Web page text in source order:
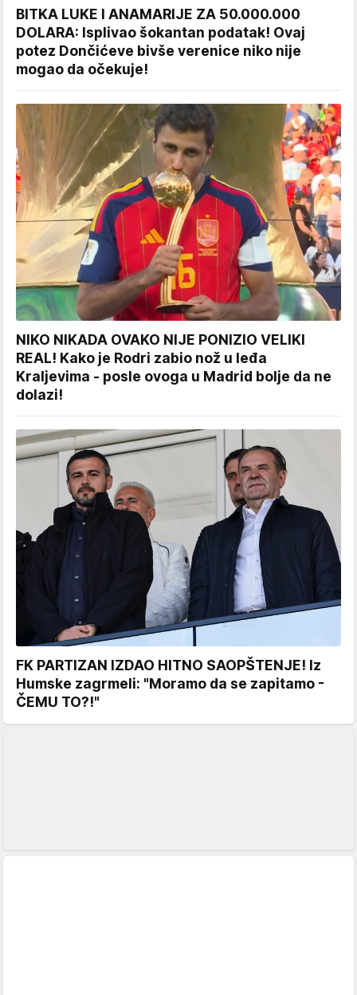
BITKA LUKE I ANAMARIJE ZA 50.000.000
DOLARA: Isplivao šokantan podatak! Ovaj
potez Dončićeve bivše verenice niko nije
mogao da očekuje!
NIKO NIKADA OVAKO NIJE PONIZIO VELIKI
REAL! Kako je Rodri zabio nož u leđa
Kraljevima - posle ovoga u Madrid bolje da ne
dolazi!
FK PARTIZAN IZDAO HITNO SAOPŠTENJE! Iz
Humske zagrmeli: "Moramo da se zapitamo -
ČEMU TO?!"